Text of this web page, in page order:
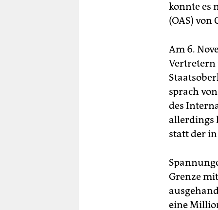
konnte es
(OAS)
Am 6.
Vertretern
sprach
des
allerdings
statt der in
Grenze
eine